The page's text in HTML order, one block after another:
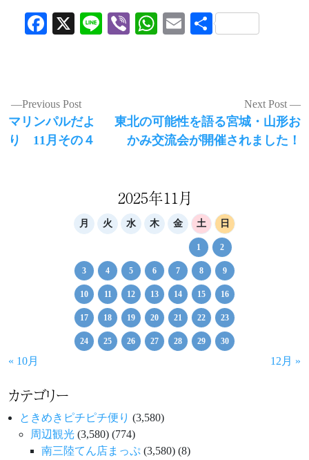
Facebook
X LineViberWhatsApp
Email
共
投
稿
ナ
Previous Post
Previous
post:
マリンパルだよ
り 11月その４
Next Post
Next
post:
東北の可能性を語る宮城・山形お
かみ交流会が開催されました！
2025年11月
月 火 水 木 金 土 日
1 2
3 4 5 6 7 8 9
10 11 12 13 14 15 16
17 18 19 20 21 22 23
24 25 26 27 28 29 30
« 10月 12月 »
カテゴリー
ときめきピチピチ便り (3,580)
周辺観光 (3,580) (774)
南三陸てん店まっぷ (3,580) (8)